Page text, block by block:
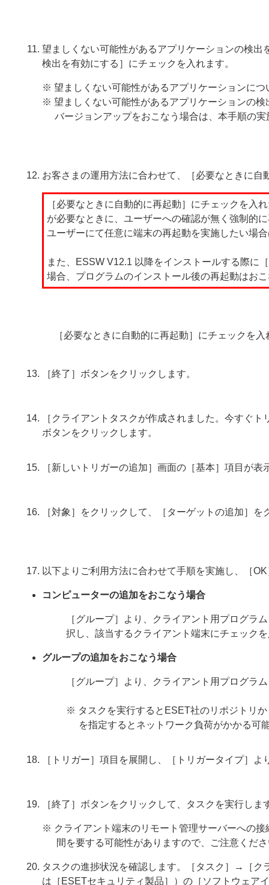
望ましくない可能性があるアプリケーションの検
検出を有効にする］にチェックを入れます。
※ 望ましくない可能性があるアプリケーションにつ
※ 望ましくない可能性があるアプリケーションの
バージョンアップをおこなう場合は、本手順の
お客さまの運用方法に合わせて、［必要なときに自
［必要なときに自動的に再起動］にチェックを入
が必要なときに、ユーザーへの確認が無く強制的
ユーザーにて任意に端末の再起動を実施したい場
また、ESSW V12.1 以降をインストールする際に
場合、プログラムのインストール後の再起動はお
［必要なときに自動的に再起動］にチェックを入
［終了］ボタンをクリックします。
［クライアントタスクが作成されました。今すぐ
ボタンをクリックします。
［新しいトリガーの追加］画面の［基本］項目が
［対象］をクリックして、［ターゲットの追加］を
以下よりご利用方法に合わせて手順を実施し、［
コンピューターの追加をおこなう場合
［グループ］より、クライアント用プログラ
択し、該当するクライアント端末にチェック
グループの追加をおこなう場合
［グループ］より、クライアント用プログラ
※ タスクを実行するとESET社のリポジトリ
を指定するとネットワーク負荷がかかる可
［トリガー］項目を展開し、［トリガータイプ］
［終了］ボタンをクリックして、タスクを実行しま
※ クライアント端末のリモート管理サーバーへの
間を要する可能性がありますので、ご注意くだ
タスクの進捗状況を確認します。［タスク］→［
は［ESETセキュリティ製品］）の［ソフトウェア